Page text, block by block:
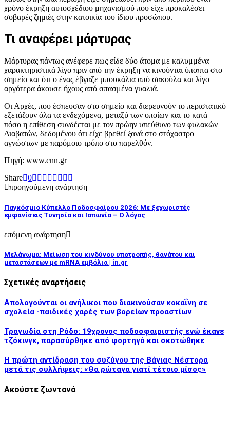
χρόνο έκρηξη αυτοσχέδιου μηχανισμού που είχε προκαλέσει
σοβαρές ζημιές στην κατοικία του ίδιου προσώπου.
Τι αναφέρει μάρτυρας
Μάρτυρας πάντως ανέφερε πως είδε δύο άτομα με καλυμμένα
χαρακτηριστικά λίγο πριν από την έκρηξη να κινούνται ύποπτα στο
σημείο και ότι ο ένας έβγαζε μπουκάλια από σακούλα και λίγο
αργότερα άκουσε ήχους από σπασμένα γυαλιά.
Οι Αρχές, που έσπευσαν στο σημείο και διερευνούν το περιστατικό
εξετάζουν όλα τα ενδεχόμενα, μεταξύ των οποίων και το κατά
πόσο η επίθεση συνδέεται με τον πρώην υπεύθυνο των φυλακών
Διαβατών, δεδομένου ότι είχε βρεθεί ξανά στο στόχαστρο
αγνώστων με παρόμοιο τρόπο στο παρελθόν.
Πηγή: www.cnn.gr
Share 0
προηγούμενη ανάρτηση
Παγκόσμιο Κύπελλο Ποδοσφαίρου 2026: Με ξεχωριστές
εμφανίσεις Τυνησία και Ιαπωνία – Ο λόγος
επόμενη ανάρτηση
Μελάνωμα: Μείωση του κινδύνου υποτροπής, θανάτου και
μεταστάσεων με mRNA εμβόλια | in.gr
Σχετικές αναρτήσεις
Απολογούνται οι ανήλικοι που διακινούσαν κοκαΐνη σε
σχολεία -παιδικές χαρές των βορείων προαστίων
Τραγωδία στη Ρόδο: 19χρονος ποδοσφαιριστής ενώ έκανε
τζόκινγκ, παρασύρθηκε από φορτηγό και σκοτώθηκε
Η πρώτη αντίδραση του συζύγου της Βάγιας Νέστορα
μετά τις συλλήψεις: «Θα ρώταγα γιατί τέτοιο μίσος»
Ακούστε ζωντανά